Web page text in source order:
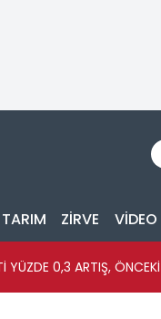
TARIM ZİRVE VİDEO
YÜZDE 0,3 ARTIŞ,